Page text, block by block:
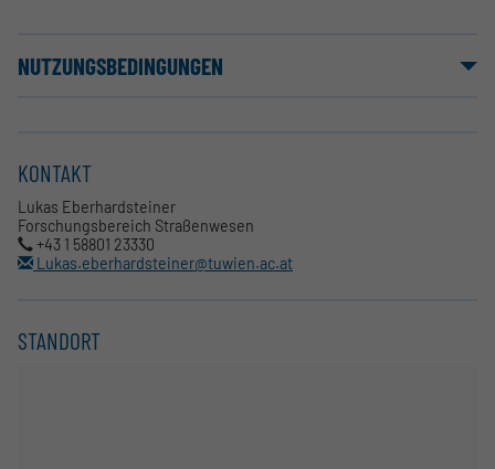
NUTZUNGSBEDINGUNGEN
KONTAKT
Lukas Eberhardsteiner
Forschungsbereich Straßenwesen
+43 1 58801 23330
Lukas.eberhardsteiner@tuwien.ac.at
STANDORT